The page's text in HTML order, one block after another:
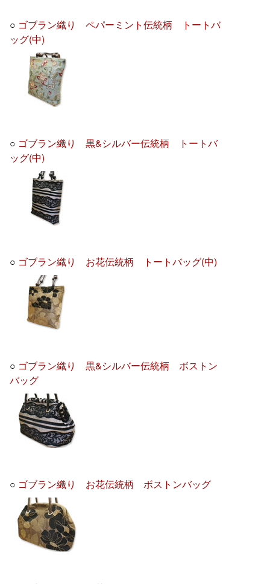
○ ゴブラン織り ペパーミント伝統柄 トートバ
ッグ(中)
○ ゴブラン織り 黒&シルバー伝統柄 トートバ
ッグ(中)
○ ゴブラン織り お花伝統柄 トートバッグ(中)
○ ゴブラン織り 黒&シルバー伝統柄 ボストン
バッグ
○ ゴブラン織り お花伝統柄 ボストンバッグ